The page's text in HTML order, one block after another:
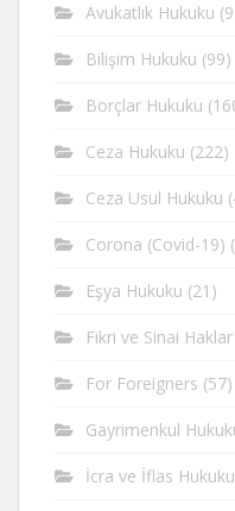
Avukatlık Hukuku
Bilişim Hukuku (99)
Borçlar Hukuku
Ceza Hukuku (222)
Ceza Usul Hukuku
Corona (Covid-19)
Eşya Hukuku (21)
Fikri ve Sinai
For Foreigners (57)
Gayrimenkul
İcra ve İflas Hukuku